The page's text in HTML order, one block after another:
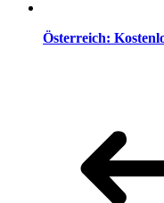
Österreich: